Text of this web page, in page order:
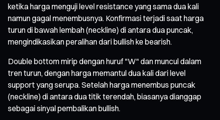
ketika harga menguji level resistance yang sama dua kali
namun gagal menembusnya. Konfirmasi terjadi saat harga
turun di bawah lembah (neckline) di antara dua puncak,
mengindikasikan peralihan dari bullish ke bearish.
Double bottom mirip dengan huruf "W" dan muncul dalam
tren turun, dengan harga memantul dua kali dari level
support yang serupa. Setelah harga menembus puncak
(neckline) di antara dua titik terendah, biasanya dianggap
sebagai sinyal pembalikan bullish.